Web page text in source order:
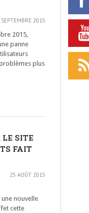
2015
2015,
panne
plus
SITE
FAIT
25 AOÛT 2015
nouvelle
cette